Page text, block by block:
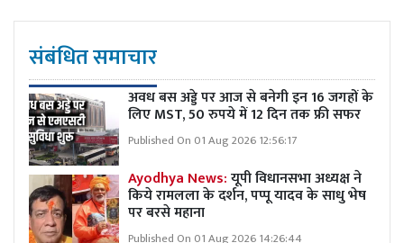
संबंधित समाचार
अवध बस अड्डे पर आज से बनेगी इन 16 जगहों के
लिए MST, 50 रुपये में 12 दिन तक फ्री सफर
Published On 01 Aug 2026 12:56:17
Ayodhya News:यूपी विधानसभा अध्यक्ष ने
किये रामलला के दर्शन, पप्पू यादव के साधु भेष
पर बरसे महाना
Published On 01 Aug 2026 14:26:44